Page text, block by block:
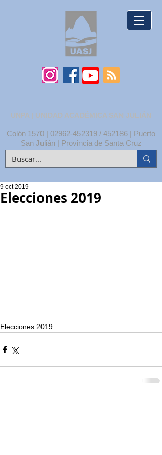
UNPA | UNIDAD ACADÉMICA SAN JULIÁN
Colón 1570 | 02962-452319 / 452186 | Puerto
San Julián | Provincia de Santa Cruz
Elecciones 2019
9 oct 2019
Elecciones 2019